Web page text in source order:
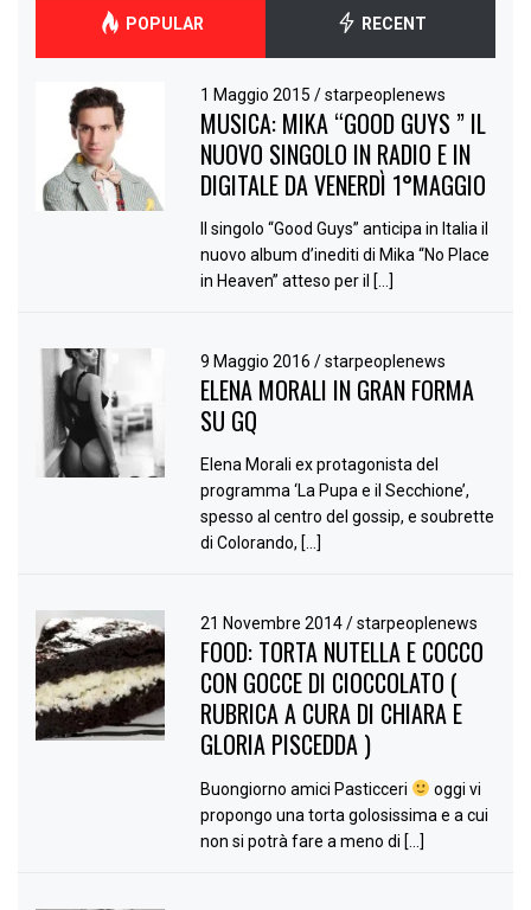
POPULAR RECENT
1 Maggio 2015/ starpeoplenews
MUSICA: MIKA “GOOD GUYS ” IL
NUOVO SINGOLO IN RADIO E IN
DIGITALE DA VENERDÌ 1°MAGGIO
Il singolo “Good Guys” anticipa in Italia il
nuovo album d’inediti di Mika “No Place
in Heaven” atteso per il […]
9 Maggio 2016/ starpeoplenews
ELENA MORALI IN GRAN FORMA
SU GQ
Elena Morali ex protagonista del
programma ‘La Pupa e il Secchione’,
spesso al centro del gossip, e soubrette
di Colorando, […]
21 Novembre 2014/ starpeoplenews
FOOD: TORTA NUTELLA E COCCO
CON GOCCE DI CIOCCOLATO (
RUBRICA A CURA DI CHIARA E
GLORIA PISCEDDA )
Buongiorno amici Pasticceri
oggi vi
propongo una torta golosissima e a cui
non si potrà fare a meno di […]